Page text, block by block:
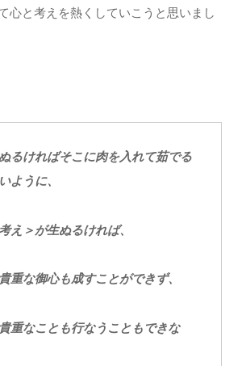
心と考えを熱くしていこうと思いまし
るければそこに肉を入れて茹でる
ように、
え＞が生ぬるければ、
重な御心も成すことができず、
重なことも行なうこともできな